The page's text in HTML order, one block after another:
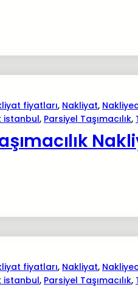
fiyatları, Nakliyat,
istanbul, Parsiyel Taşımacılık,
fiyatları, Nakliyat,
istanbul, Parsiyel Taşımacılık,